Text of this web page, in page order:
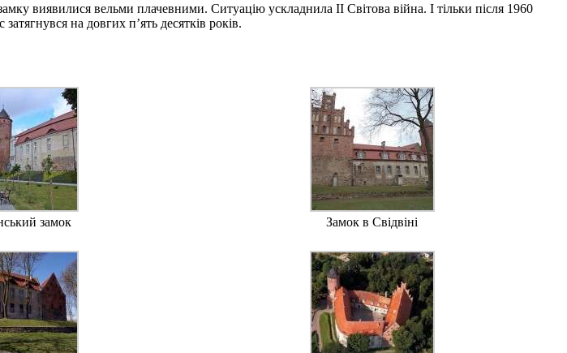
виявилися вельми плачевними. Ситуацію ускладнила II Світова війна. І тільки після 1960
на довгих п’ять десятків років.
замок Замок в Свідвіні